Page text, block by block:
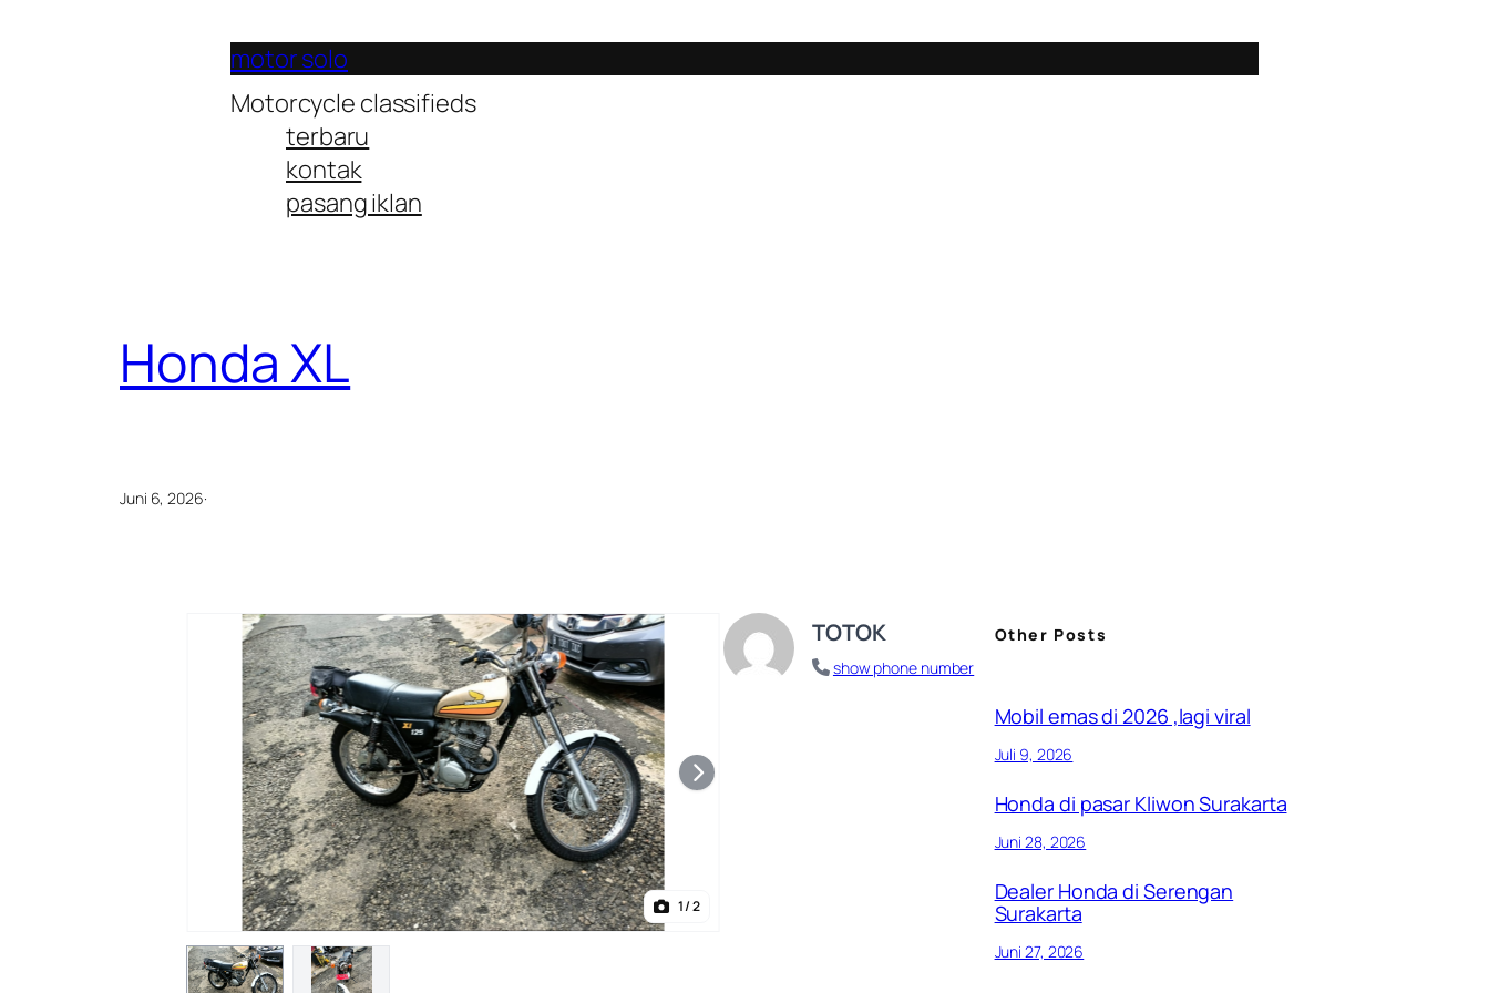
motor solo
Motorcycle classifieds
terbaru
kontak
pasang iklan
Honda XL
Juni 6, 2026·
1/ 2
TOTOK
show phone number
Other Posts
Mobil emas di 2026 ,lagi viral
Juli 9, 2026
Honda di pasar Kliwon Surakarta
Juni 28, 2026
Dealer Honda di Serengan
Surakarta
Juni 27, 2026